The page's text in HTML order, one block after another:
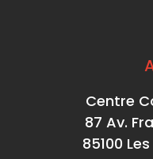
Centre
87 Av.
85100